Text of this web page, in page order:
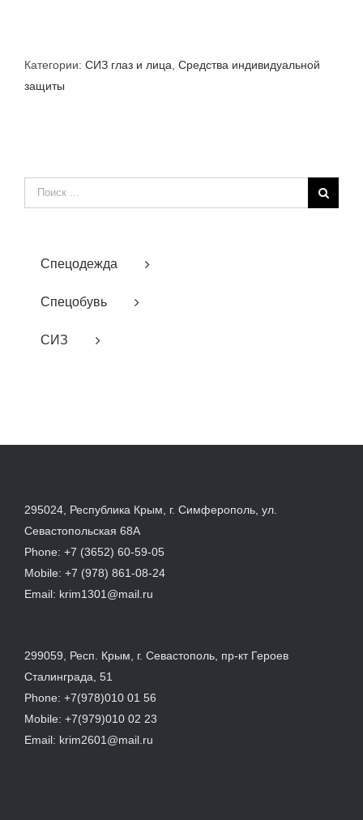
Категории: СИЗ глаз и лица Средства индивидуальной
защиты
Результат
поиска:
Спецодежда
Спецобувь
СИЗ
295024, Республика Крым, г. Симферополь, ул.
Севастопольская 68А
Phone: +7 (3652) 60-59-05
Mobile: +7 (978) 861-08-24
Email: krim1301@mail.ru
299059, Респ. Крым, г. Севастополь, пр-кт Героев
Сталинграда, 51
Phone: +7(978)010 01 56
Mobile: +7(979)010 02 23
Email: krim2601@mail.ru